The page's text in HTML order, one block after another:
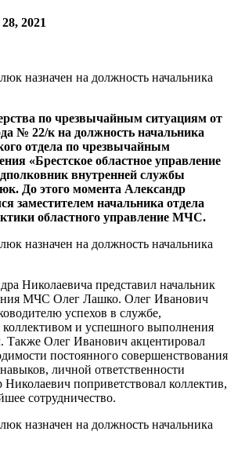
2021
по чрезвычайным ситуациям от
№ 22/к на должность начальника
отдела по чрезвычайным
«Брестское областное управление
внутренней службы
До этого момента Александр
заместителем начальника отдела
областного управление МЧС.
Николаевича представил начальник
МЧС Олег Лашко. Олег Иванович
успехов в службе,
и успешного выполнения
Также Олег Иванович акцентировал
постоянного совершенствования
личной ответственности
поприветствовал коллектив,
сотрудничество.